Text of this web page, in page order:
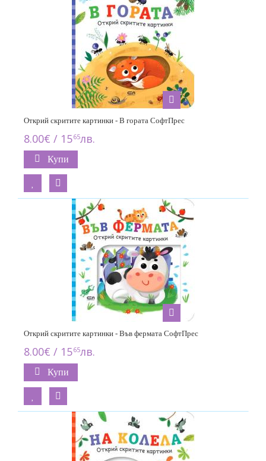
Открий скритите картинки - В гората СофтПрес
8.00€ / 1565лв.
Купи
Открий скритите картинки - Във фермата СофтПрес
8.00€ / 1565лв.
Купи